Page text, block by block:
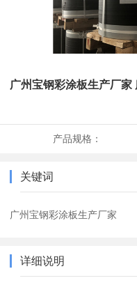
广州宝钢彩涂板生产厂家
产品规格：
关键词
广州宝钢彩涂板生产厂家
详细说明